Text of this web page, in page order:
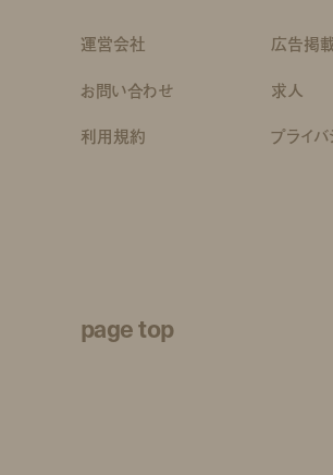
運営会社
広告掲
お問い合わせ
求人
利用規約 プライバ
page top